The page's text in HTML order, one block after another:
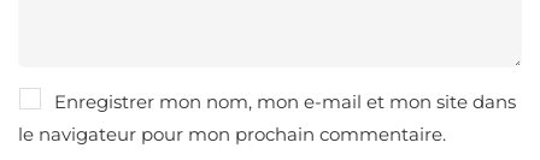
Enregistrer mon nom, mon e-mail et mon site dans
le navigateur pour mon prochain commentaire.